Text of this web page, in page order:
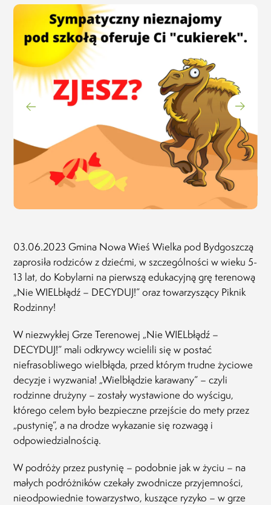
Rodzic o Projekcie "Dziennik SuperRodzinki -
Józefów" (opinia facebook)
20.01.2023
03.06.2023 Gmina Nowa Wieś Wielka pod Bydgoszczą
zaprosiła rodziców z dziećmi, w szczególności w wieku 5-
13 lat, do Kobylarni na pierwszą edukacyjną grę terenową
„Nie WIELbłądź – DECYDUJ!” oraz towarzyszący Piknik
Rodzinny!
W niezwykłej Grze Terenowej „Nie WIELbłądź –
DECYDUJ!” mali odkrywcy wcielili się w postać
niefrasobliwego wielbłąda, przed którym trudne życiowe
decyzje i wyzwania! „Wielbłądzie karawany” – czyli
rodzinne drużyny – zostały wystawione do wyścigu,
którego celem było bezpieczne przejście do mety przez
„pustynię”, a na drodze wykazanie się rozwagą i
odpowiedzialnością.
W podróży przez pustynię – podobnie jak w życiu – na
małych podróżników czekały zwodnicze przyjemności,
nieodpowiednie towarzystwo, kuszące ryzyko – w grze